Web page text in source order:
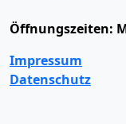
Öffnungszeiten:
Impressum
Datenschutz